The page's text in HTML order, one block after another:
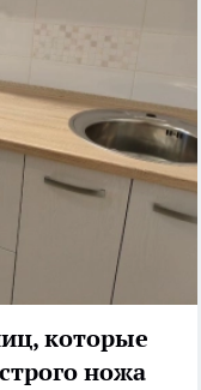
которые
ножа